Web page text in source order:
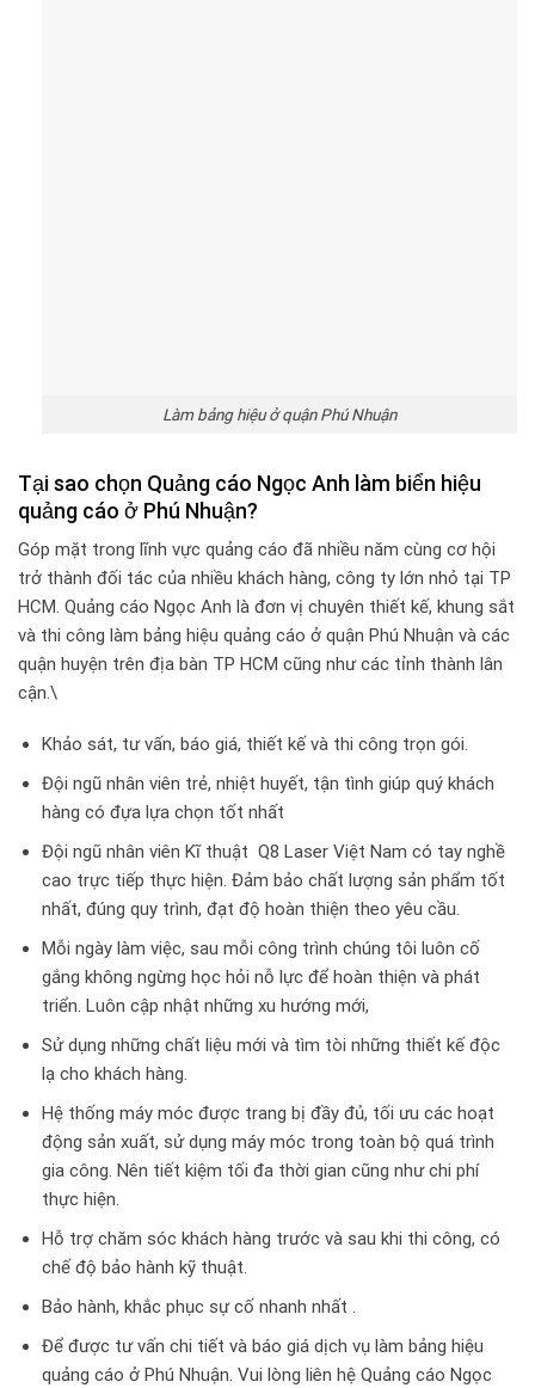
Làm bảng hiệu ở quận Phú Nhuận
Tại sao chọn Quảng cáo Ngọc Anh làm biển hiệu
quảng cáo ở Phú Nhuận?
Góp mặt trong lĩnh vực quảng cáo đã nhiều năm cùng cơ hội
trở thành đối tác của nhiều khách hàng, công ty lớn nhỏ tại TP
HCM. Quảng cáo Ngọc Anh là đơn vị chuyên thiết kế, khung sắt
và thi công làm bảng hiệu quảng cáo ở quận Phú Nhuận và các
quận huyện trên địa bàn TP HCM cũng như các tỉnh thành lân
cận.\
Khảo sát, tư vấn, báo giá, thiết kế và thi công trọn gói.
Đội ngũ nhân viên trẻ, nhiệt huyết, tận tình giúp quý khách
hàng có đựa lựa chọn tốt nhất
Đội ngũ nhân viên Kĩ thuật Q8 Laser Việt Nam có tay nghề
cao trực tiếp thực hiện. Đảm bảo chất lượng sản phẩm tốt
nhất, đúng quy trình, đạt độ hoàn thiện theo yêu cầu.
Mỗi ngày làm việc, sau mỗi công trình chúng tôi luôn cố
gắng không ngừng học hỏi nỗ lực để hoàn thiện và phát
triển. Luôn cập nhật những xu hướng mới,
Sử dụng những chất liệu mới và tìm tòi những thiết kế độc
lạ cho khách hàng.
Hệ thống máy móc được trang bị đầy đủ, tối ưu các hoạt
động sản xuất, sử dụng máy móc trong toàn bộ quá trình
gia công. Nên tiết kiệm tối đa thời gian cũng như chi phí
thực hiện.
Hỗ trợ chăm sóc khách hàng trước và sau khi thi công, có
chế độ bảo hành kỹ thuật.
Bảo hành, khắc phục sự cố nhanh nhất .
Để được tư vấn chi tiết và báo giá dịch vụ làm bảng hiệu
quảng cáo ở Phú Nhuận. Vui lòng liên hệ Quảng cáo Ngọc